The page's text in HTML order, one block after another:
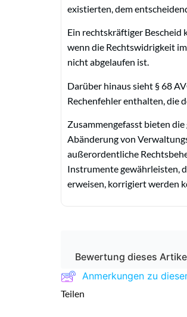
existierten, dem
Ein rechtskräftiger Bescheid
wenn die Rechtswidrigkeit
nicht abgelaufen ist.
Darüber hinaus sieht § 68
Rechenfehler enthalten, die
Zusammengefasst bieten
Abänderung von
außerordentliche
Instrumente gewährleisten,
erweisen, korrigiert werden
Bewertung dieses
Anmerkungen zu
Teilen